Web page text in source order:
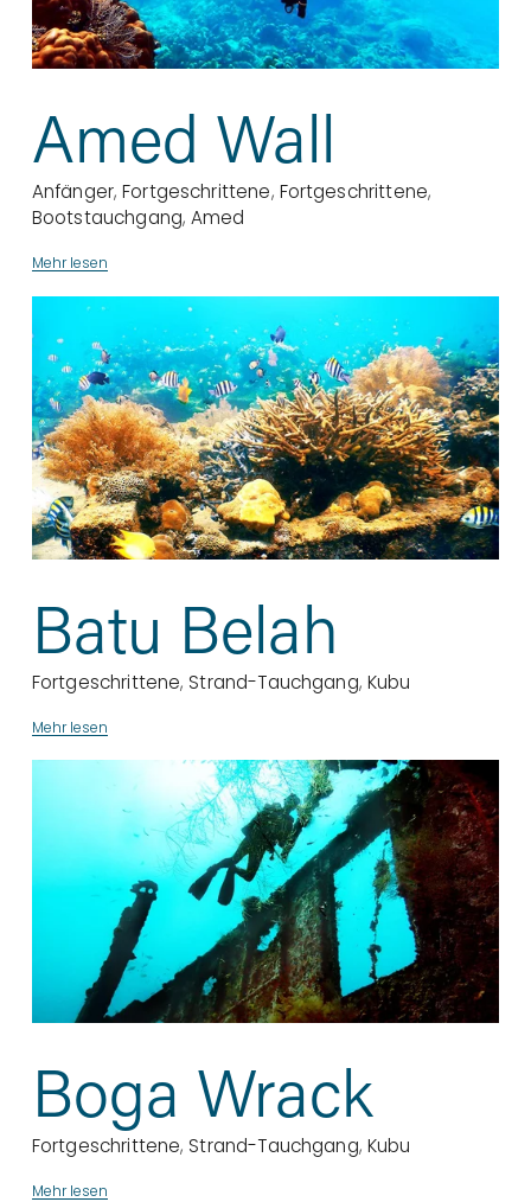
Anfänger,Fortgeschrittene, Fortgeschrittene,
Bootstauchgang,Amed
Amed Wall
Mehr lesen
Fortgeschrittene, Strand-Tauchgang, Kubu
Batu Belah
Mehr lesen
Fortgeschrittene, Strand-Tauchgang, Kubu
Boga Wrack
Mehr lesen